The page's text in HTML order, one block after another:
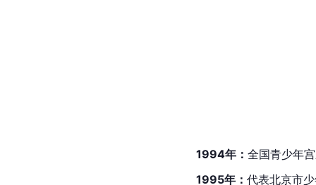
1994年： 全国青少年
1995年： 代表北京市